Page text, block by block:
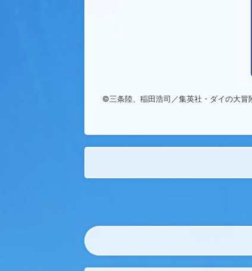
©三条陸、稲田浩司／集英社・ダイの大冒